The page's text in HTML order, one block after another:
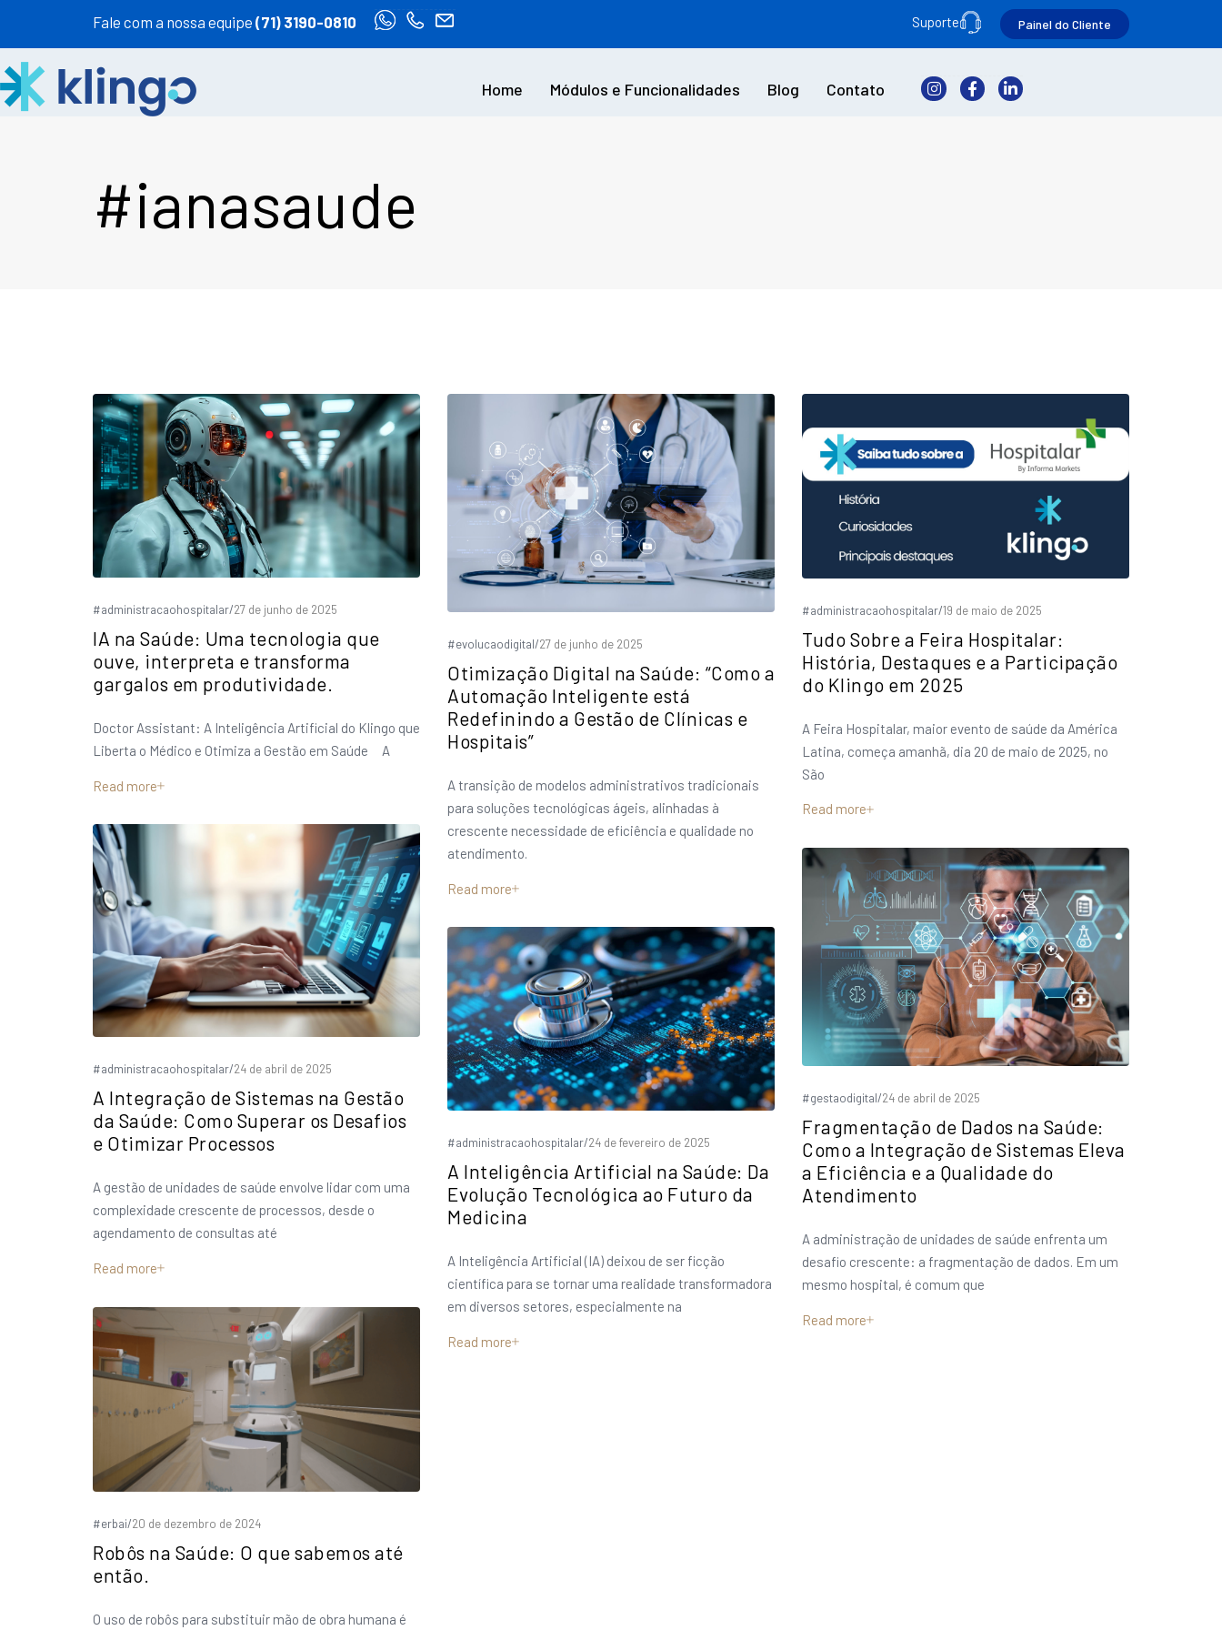
Fale com a nossa equipe (71) 3190-0810 Painel do Cliente
Suporte
Home Módulos e Funcionalidades Blog Contato
#ianasaude
#administracaohospitalar/27 de junho de 2025
IA na Saúde: Uma tecnologia que
ouve, interpreta e transforma
gargalos em produtividade.
Doctor Assistant: A Inteligência Artificial do Klingo que
Liberta o Médico e Otimiza a Gestão em Saúde A
Read more
#evolucaodigital/27 de junho de 2025
Otimização Digital na Saúde: “Como a
Automação Inteligente está
Redefinindo a Gestão de Clínicas e
Hospitais”
A transição de modelos administrativos tradicionais
para soluções tecnológicas ágeis, alinhadas à
crescente necessidade de eficiência e qualidade no
atendimento.
Read more
#administracaohospitalar/19 de maio de 2025
Tudo Sobre a Feira Hospitalar:
História, Destaques e a Participação
do Klingo em 2025
A Feira Hospitalar, maior evento de saúde da América
Latina, começa amanhã, dia 20 de maio de 2025, no
São
Read more
#administracaohospitalar/24 de abril de 2025
A Integração de Sistemas na Gestão
da Saúde: Como Superar os Desafios
e Otimizar Processos
A gestão de unidades de saúde envolve lidar com uma
complexidade crescente de processos, desde o
agendamento de consultas até
Read more
#gestaodigital/24 de abril de 2025
Fragmentação de Dados na Saúde:
Como a Integração de Sistemas Eleva
a Eficiência e a Qualidade do
Atendimento
A administração de unidades de saúde enfrenta um
desafio crescente: a fragmentação de dados. Em um
mesmo hospital, é comum que
Read more
#administracaohospitalar/24 de fevereiro de 2025
A Inteligência Artificial na Saúde: Da
Evolução Tecnológica ao Futuro da
Medicina
A Inteligência Artificial (IA) deixou de ser ficção
científica para se tornar uma realidade transformadora
em diversos setores, especialmente na
Read more
#erbai/20 de dezembro de 2024
Robôs na Saúde: O que sabemos até
então.
O uso de robôs para substituir mão de obra humana é